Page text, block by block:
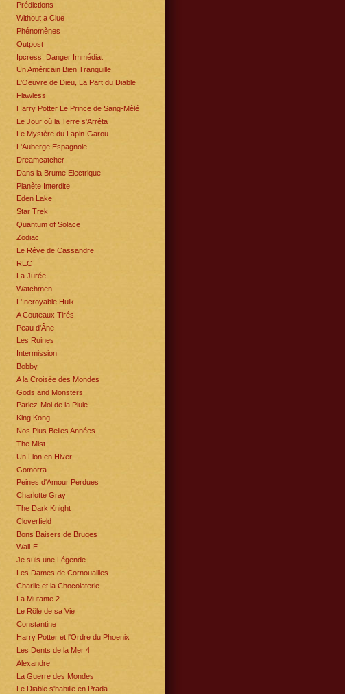
Prédictions
Without a Clue
Phénomènes
Outpost
Ipcress, Danger Immédiat
Un Américain Bien Tranquille
L'Oeuvre de Dieu, La Part du Diable
Flawless
Harry Potter Le Prince de Sang-Mêlé
Le Jour où la Terre s'Arrêta
Le Mystère du Lapin-Garou
L'Auberge Espagnole
Dreamcatcher
Dans la Brume Electrique
Planète Interdite
Eden Lake
Star Trek
Quantum of Solace
Zodiac
Le Rêve de Cassandre
REC
La Jurée
Watchmen
L'Incroyable Hulk
A Couteaux Tirés
Peau d'Âne
Les Ruines
Intermission
Bobby
A la Croisée des Mondes
Gods and Monsters
Parlez-Moi de la Pluie
King Kong
Nos Plus Belles Années
The Mist
Un Lion en Hiver
Gomorra
Peines d'Amour Perdues
Charlotte Gray
The Dark Knight
Cloverfield
Bons Baisers de Bruges
Wall-E
Je suis une Légende
Les Dames de Cornouailles
Charlie et la Chocolaterie
La Mutante 2
Le Rôle de sa Vie
Constantine
Harry Potter et l'Ordre du Phoenix
Les Dents de la Mer 4
Alexandre
La Guerre des Mondes
Le Diable s'habille en Prada